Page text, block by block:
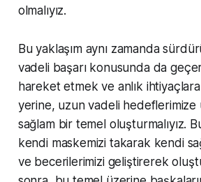
olmalıyız.
Bu yaklaşım aynı zamanda
vadeli başarı konusunda da
hareket etmek ve anlık
yerine, uzun vadeli hedeflerimize
sağlam bir temel oluşturmalıyız.
kendi maskemizi takarak kendi
ve becerilerimizi geliştirerek